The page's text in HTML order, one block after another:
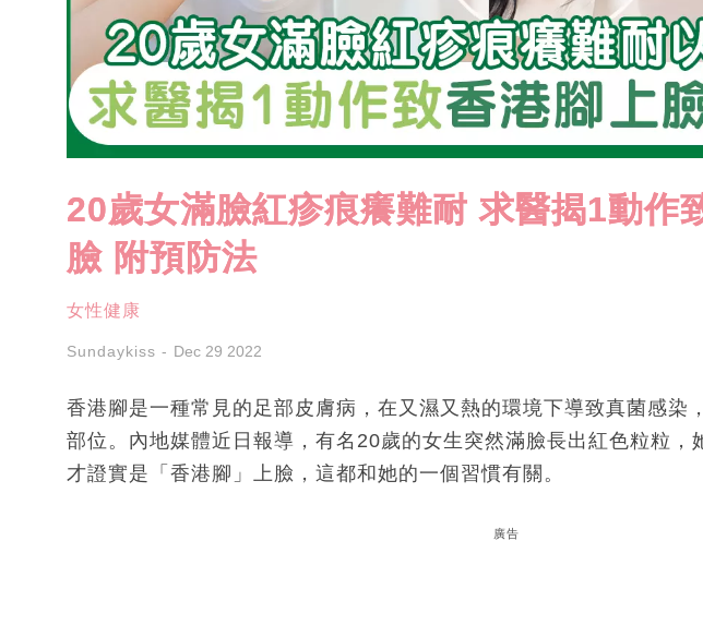
20歲女滿臉紅疹痕癢難耐 求醫揭1動作
臉 附預防法
女性健康
Sundaykiss Dec 29 2022
香港腳是一種常見的足部皮膚病，在又濕又熱的環境下導致真菌感染
部位。內地媒體近日報導，有名20歲的女生突然滿臉長出紅色粒粒，
才證實是「香港腳」上臉，這都和她的一個習慣有關。
廣告